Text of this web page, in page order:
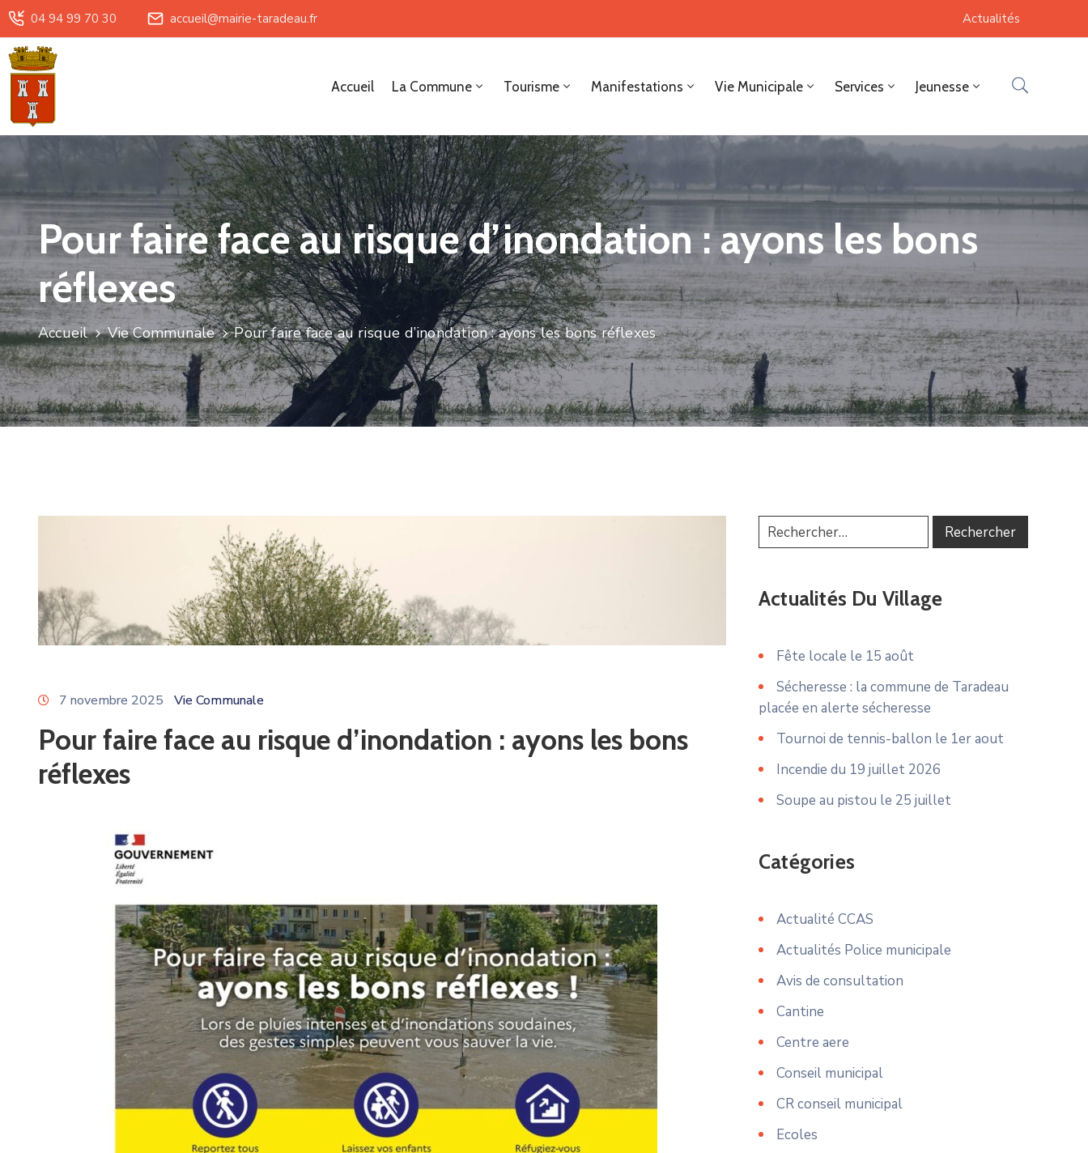
04 94 99 70 30 accueil@mairie-taradeau.fr Actualités
Accueil La Commune Tourisme Manifestations Vie Municipale Services Jeunesse
Pour faire face au risque d’inondation : ayons les bons
réflexes
Accueil Vie Communale Pour faire face au risque d’inondation : ayons les bons réflexes
7 novembre 2025 Vie Communale
Pour faire face au risque d’inondation : ayons les bons
réflexes
Actualités Du Village
Fête locale le 15 août
Sécheresse : la commune de Taradeau
placée en alerte sécheresse
Tournoi de tennis-ballon le 1er aout
Incendie du 19 juillet 2026
Soupe au pistou le 25 juillet
Catégories
Actualité CCAS
Actualités Police municipale
Avis de consultation
Cantine
Centre aere
Conseil municipal
CR conseil municipal
Ecoles